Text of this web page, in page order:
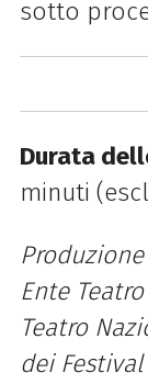
sotto
Durata
minuti
Produzione
Ente
Teatro
dei